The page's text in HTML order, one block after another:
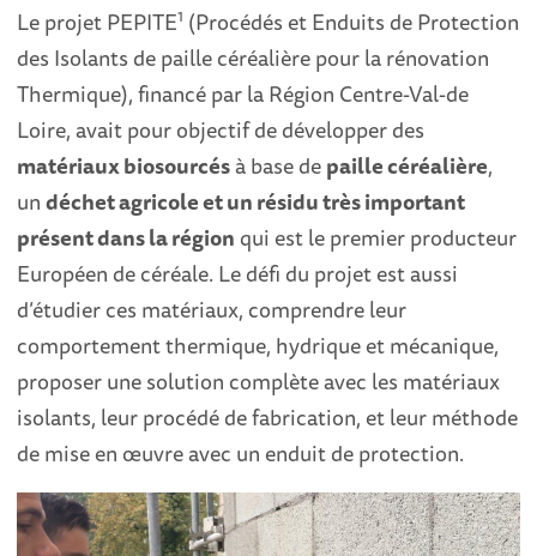
Le projet PEPITE1 (Procédés et Enduits de Protection
des Isolants de paille céréalière pour la rénovation
Thermique), financé par la Région Centre-Val-de
Loire, avait pour objectif de développer des
matériaux biosourcésà base depaille céréalière,
undéchet agricole et un résidu très important
présent dans la région qui est le premier producteur
Européen de céréale. Le défi du projet est aussi
d’étudier ces matériaux, comprendre leur
comportement thermique, hydrique et mécanique,
proposer une solution complète avec les matériaux
isolants, leur procédé de fabrication, et leur méthode
de mise en œuvre avec un enduit de protection.